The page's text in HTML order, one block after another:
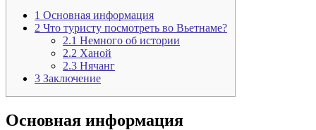
1 Основная информация
2 Что туристу посмотреть во Вьетнаме?
2.1 Немного об истории
2.2 Ханой
2.3 Нячанг
3 Заключение
Основная информация